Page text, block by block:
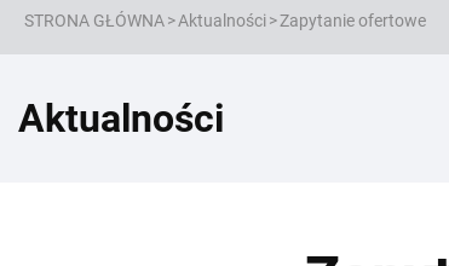
STRONA GŁÓWNA>Aktualności>Zapytanie ofertowe
Aktualności